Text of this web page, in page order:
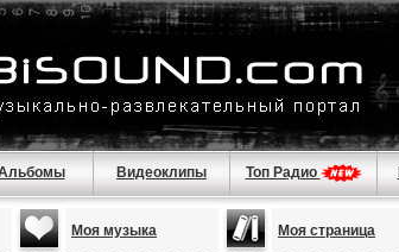
Видеоклипы Топ Радио
Моя музыка Моя страница